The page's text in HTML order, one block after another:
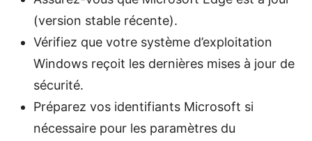
(version stable récente).
Vérifiez que votre système d’exploitation
Windows reçoit les dernières mises à jour de
sécurité.
Préparez vos identifiants Microsoft si
nécessaire pour les paramètres du